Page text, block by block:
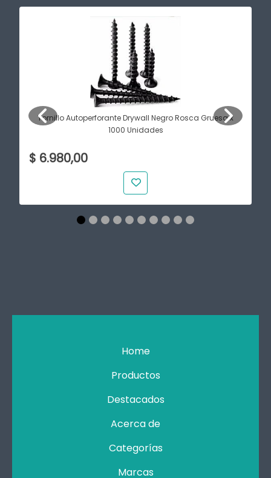
Tornillo Autoperforante Drywall Negro Rosca Gruesa x
1000 Unidades
$ 6.980,00
Home
Productos
Destacados
Acerca de
Categorías
Marcas